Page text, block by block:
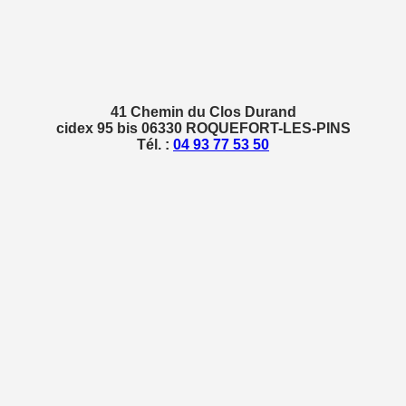
41 Chemin du Clos Durand
cidex 95 bis 06330 ROQUEFORT-LES-PINS
Tél. : 04 93 77 53 50